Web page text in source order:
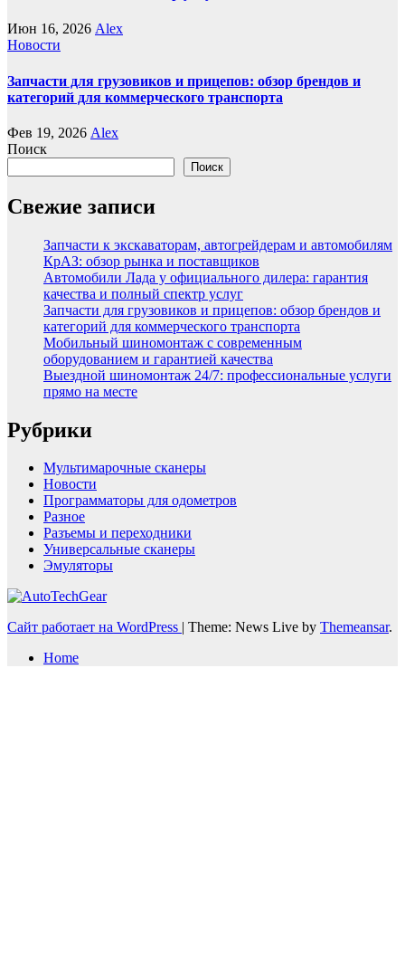
Июн 16, 2026 Alex
Новости
Запчасти для грузовиков и прицепов: обзор брендов и
категорий для коммерческого транспорта
Фев 19, 2026 Alex
Поиск
Поиск
Свежие записи
Запчасти к экскаваторам, автогрейдерам и автомобилям
КрАЗ: обзор рынка и поставщиков
Автомобили Лада у официального дилера: гарантия
качества и полный спектр услуг
Запчасти для грузовиков и прицепов: обзор брендов и
категорий для коммерческого транспорта
Мобильный шиномонтаж с современным
оборудованием и гарантией качества
Выездной шиномонтаж 24/7: профессиональные услуги
прямо на месте
Рубрики
Мультимарочные сканеры
Новости
Программаторы для одометров
Разное
Разъемы и переходники
Универсальные сканеры
Эмуляторы
Сайт работает на WordPress | Theme: News Live by Themeansar.
Home